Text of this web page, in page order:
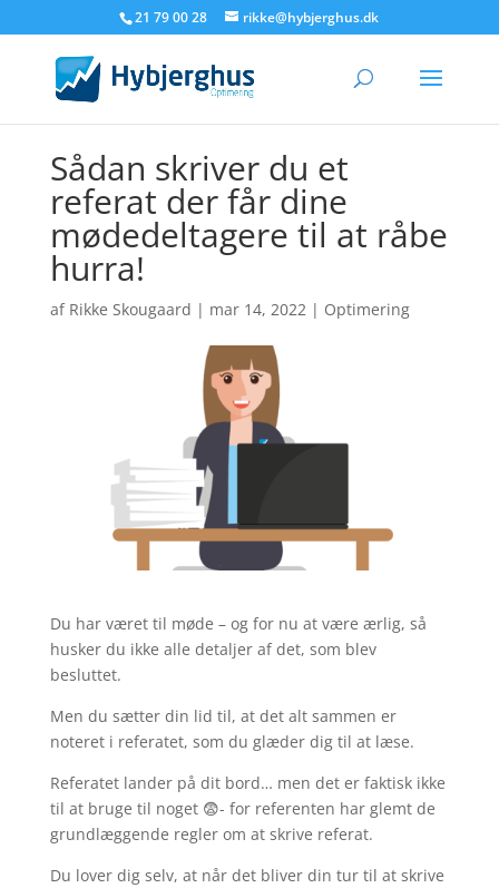
21 79 00 28 rikke@hybjerghus.dk
Sådan skriver du et
referat der får dine
mødedeltagere til at råbe
hurra!
af Rikke Skougaard | mar 14, 2022| Optimering
Du har været til møde – og for nu at være ærlig, så
husker du ikke alle detaljer af det, som blev
besluttet.
Men du sætter din lid til, at det alt sammen er
noteret i referatet, som du glæder dig til at læse.
Referatet lander på dit bord… men det er faktisk ikke
til at bruge til noget 😨- for referenten har glemt de
grundlæggende regler om at skrive referat.
Du lover dig selv, at når det bliver din tur til at skrive